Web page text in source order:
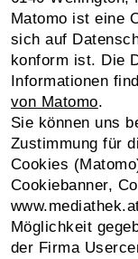
Matomo ist eine
sich auf
konform ist. Die
Informationen
von Matomo.
Sie können uns
Zustimmung für
Cookies
Cookiebanner,
Möglichkeit
der Firma